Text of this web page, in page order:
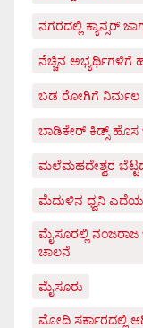
ನಗರದಲ್ಲಿ ಕ್ಯಾನ್ಸರ್
ನೆಚ್ಚಿನ ಅಭ್ಯರ್ಥಿಗಳಿಗೆ
ಬಡ ರೋಗಿಗೆ ನಿರ್ಮಲ
ಬಾಡಿಕೇರ್ ಕಿಡ್ಸ್ ಹೊಸ
ಮಲೆಮಹದೇಶ್ವರ
ಮೆದುಳಿನ ಧ್ವನಿ ಎದೆಯ
ಮೈಸೂರಲ್ಲಿ
ಚಾಲನೆ
ಮೈಸೂರು
ಮೋದಿ ಸರ್ಕಾರದಲ್ಲಿ